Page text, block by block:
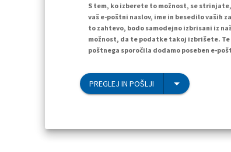
S tem, ko izberete to možnost, se
vaš e-poštni naslov, ime in besedilo vaših
to zahtevo, bodo samodejno izbrisani iz
možnost, da te podatke takoj izbrišete.
poštnega sporočila dodamo poseben e-
PREGLEJ IN POŠLJI